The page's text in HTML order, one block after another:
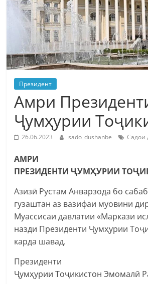
Президент
Амри
Ҷумҳурии
26.06.2023 sado_dushanbe Садои
АМРИ
ПРЕЗИДЕНТИ ҶУМҲУРИИ
Азизӣ Рустам Анварзода бо
гузаштан аз вазифаи муовини
Муассисаи давлатии «Маркази
назди Президенти Ҷумҳурии
карда шавад.
Президенти
Ҷумҳурии Тоҷикистон Эмомалӣ